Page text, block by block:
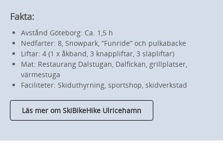
Fakta:
Avstånd Göteborg: Ca. 1,5 h
Nedfarter: 8, Snowpark, ”Funride” och pulkabacke
Liftar: 4 (1 x åkband, 3 knappliftar, 3 släpliftar)
Mat: Restaurang Dalstugan, Dalfickan, grillplatser,
värmestuga
Faciliteter: Skiduthyrning, sportshop, skidverkstad
Läs mer om SkiBikeHike Ulricehamn